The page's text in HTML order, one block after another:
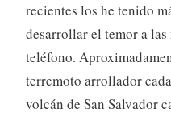
recientes los he tenido
desarrollar el temor a
teléfono.
terremoto arrollador
volcán de San Salvador